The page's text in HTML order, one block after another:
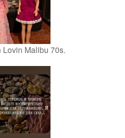
Lovin Malibu 70s.